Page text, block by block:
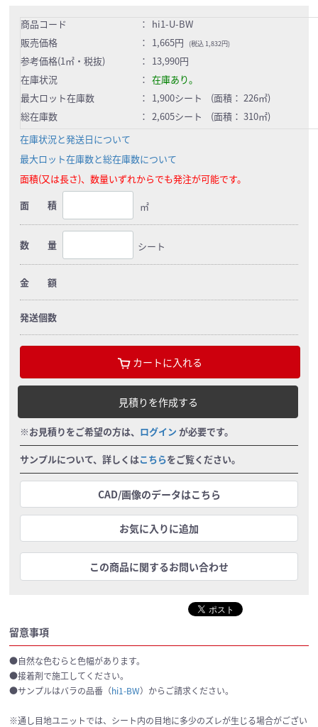
商品コード ： hi1-U-BW
販売価格
： 1,665円 (税込 1,832円)
参考価格(1㎡・税抜) ： 13,990円
在庫状況
： 在庫あり。
最大ロット在庫数
：
1,900シート (面積： 226㎡)
総在庫数
：
2,605シート (面積： 310㎡)
在庫状況と発送日について
最大ロット在庫数と総在庫数について
面積(又は長さ)、数量いずれからでも発注が可能です。
面 積
㎡
数 量 シート
金 額
発送個数
カートに入れる
見積りを作成する
※お見積りをご希望の方は、 ログイン が必要です。
サンプルについて、詳しくはこちらをご覧ください。
CAD/画像のデータはこちら
お気に入りに追加
この商品に関するお問い合わせ
留意事項
●自然な色むらと色幅があります。
●接着剤で施工してください。
●サンプルはバラの品番（hi1-BW）からご請求ください。
※通し目地ユニットでは、シート内の目地に多少のズレが生じる場合がござい